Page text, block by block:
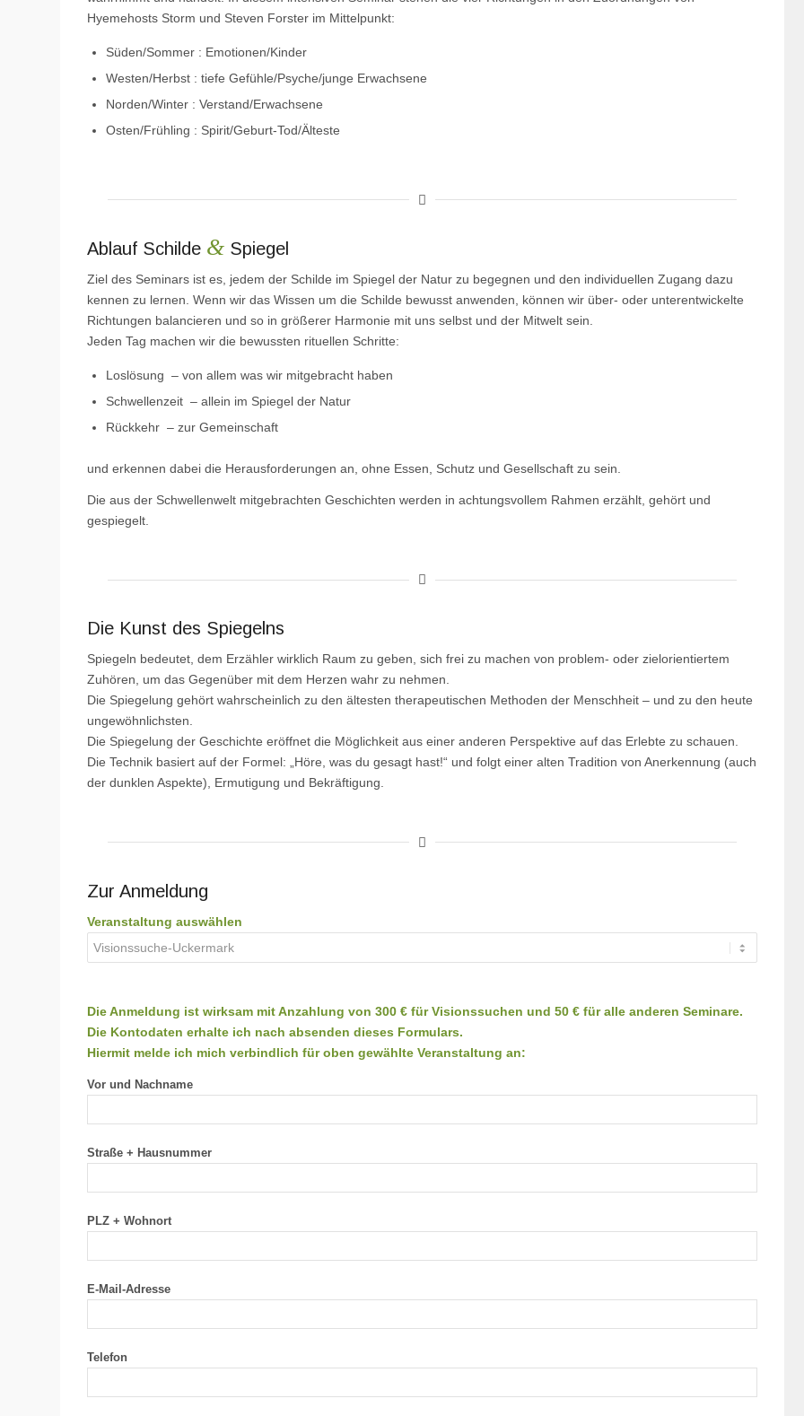
Hyemehosts Storm und Steven Forster im Mittelpunkt:
Süden/Sommer : Emotionen/Kinder
Westen/Herbst : tiefe Gefühle/Psyche/junge Erwachsene
Norden/Winter : Verstand/Erwachsene
Osten/Frühling : Spirit/Geburt-Tod/Älteste
Ablauf Schilde & Spiegel
Ziel des Seminars ist es, jedem der Schilde im Spiegel der Natur zu begegnen und den individuellen Zugang dazu
kennen zu lernen. Wenn wir das Wissen um die Schilde bewusst anwenden, können wir über- oder unterentwickelte
Richtungen balancieren und so in größerer Harmonie mit uns selbst und der Mitwelt sein.
Jeden Tag machen wir die bewussten rituellen Schritte:
Loslösung – von allem was wir mitgebracht haben
Schwellenzeit – allein im Spiegel der Natur
Rückkehr – zur Gemeinschaft
und erkennen dabei die Herausforderungen an, ohne Essen, Schutz und Gesellschaft zu sein.
Die aus der Schwellenwelt mitgebrachten Geschichten werden in achtungsvollem Rahmen erzählt, gehört und
gespiegelt.
Die Kunst des Spiegelns
Spiegeln bedeutet, dem Erzähler wirklich Raum zu geben, sich frei zu machen von problem- oder zielorientiertem
Zuhören, um das Gegenüber mit dem Herzen wahr zu nehmen.
Die Spiegelung gehört wahrscheinlich zu den ältesten therapeutischen Methoden der Menschheit – und zu den heute
ungewöhnlichsten.
Die Spiegelung der Geschichte eröffnet die Möglichkeit aus einer anderen Perspektive auf das Erlebte zu schauen.
Die Technik basiert auf der Formel: „Höre, was du gesagt hast!“ und folgt einer alten Tradition von Anerkennung (auch
der dunklen Aspekte), Ermutigung und Bekräftigung.
Zur Anmeldung
Veranstaltung auswählen
Die Anmeldung ist wirksam mit Anzahlung von 300 € für Visionssuchen und 50 € für alle anderen Seminare.
Die Kontodaten erhalte ich nach absenden dieses Formulars.
Hiermit melde ich mich verbindlich für oben gewählte Veranstaltung an:
Vor und Nachname
Straße + Hausnummer
PLZ + Wohnort
E-Mail-Adresse
Telefon